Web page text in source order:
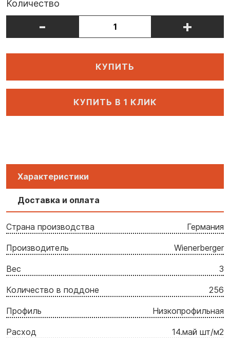
Количество
- +
КУПИТЬ
КУПИТЬ В 1 КЛИК
Характеристики
Доставка и оплата
Страна производства Германия
Производитель Wienerberger
Вес 3
Количество в поддоне 256
Профиль Низкопрофильная
Расход 14.май шт/м2